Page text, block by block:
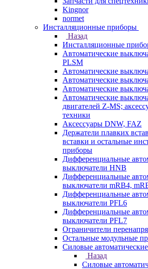
Kingnor
normet
Инсталляционные приборы
Назад
Инсталляционные
Автоматические
PLSM
Автоматические
Автоматические
Автоматические
Автоматические
двигателей Z-MS;
техники
Аксессуары DNW, FAZ
Держатели плавких
вставки и остальные
приборы
Дифференциальные
выключатели HNB
Дифференциальные
выключатели mRB4,
Дифференциальные
выключатели PFL6
Дифференциальные
выключатели PFL7
Ограничители
Остальные модульные
Силовые
Назад
Силовые